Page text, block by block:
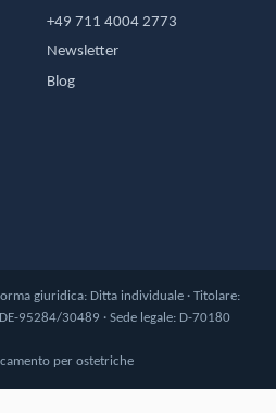
+49 711 4004 2773
Newsletter
Blog
giuridica: Ditta individuale · Titolare:
95284/30489 · Sede legale: D-70180
per ostetriche